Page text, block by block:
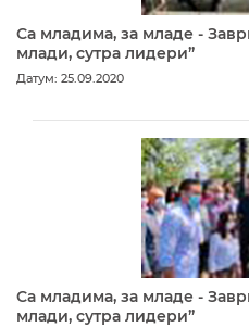
Са младима, за младе -
млади, сутра лидери”
Датум: 25.09.2020
Са младима, за младе -
млади, сутра лидери”